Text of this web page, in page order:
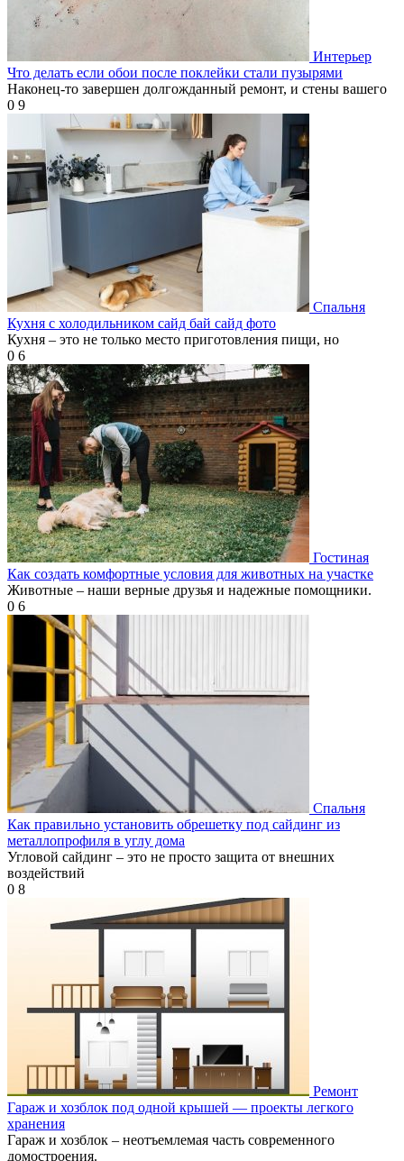
Интерьер
Что делать если обои после поклейки стали пузырями
Наконец-то завершен долгожданный ремонт, и стены вашего
0 9
Спальня
Кухня с холодильником сайд бай сайд фото
Кухня – это не только место приготовления пищи, но
0 6
Гостиная
Как создать комфортные условия для животных на участке
Животные – наши верные друзья и надежные помощники.
0 6
Спальня
Как правильно установить обрешетку под сайдинг из
металлопрофиля в углу дома
Угловой сайдинг – это не просто защита от внешних
воздействий
0 8
Ремонт
Гараж и хозблок под одной крышей — проекты легкого
хранения
Гараж и хозблок – неотъемлемая часть современного
домостроения.